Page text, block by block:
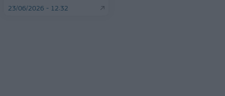
23/06/2026 - 12:32